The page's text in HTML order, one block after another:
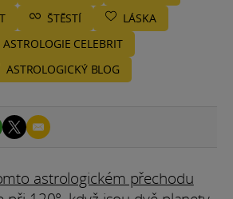
ŠTĚSTÍ
LÁSKA
ASTROLOGIE CELEBRIT
ASTROLOGICKÝ BLOG
astrologickém přechodu